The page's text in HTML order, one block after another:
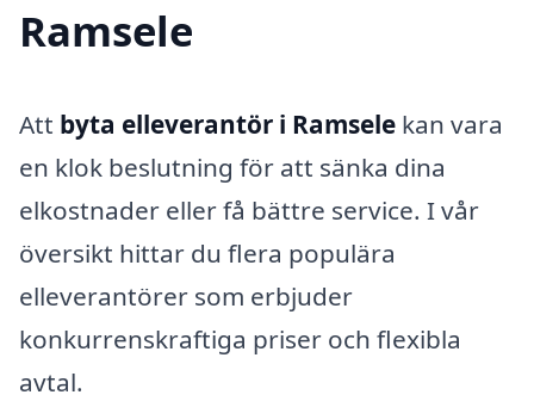
Ramsele
Att byta elleverantör i Ramsele kan vara
en klok beslutning för att sänka dina
elkostnader eller få bättre service. I vår
översikt hittar du flera populära
elleverantörer som erbjuder
konkurrenskraftiga priser och flexibla
avtal.